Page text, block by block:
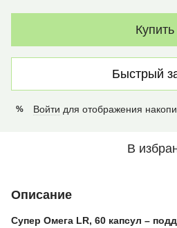
Купить
Быстрый
% Войти для отображения
В
Описание
Супер Омега LR, 60 капсул –